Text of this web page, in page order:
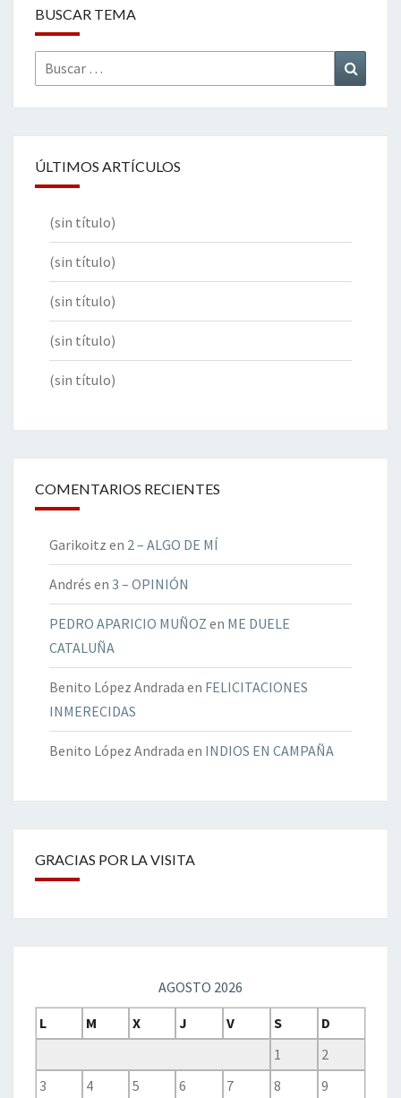
BUSCAR TEMA
Buscar
por:
ÚLTIMOS ARTÍCULOS
(sin título)
(sin título)
(sin título)
(sin título)
(sin título)
COMENTARIOS RECIENTES
Garikoitz en 2 – ALGO DE MÍ
Andrés en 3 – OPINIÓN
PEDRO APARICIO MUÑOZ en ME DUELE
CATALUÑA
Benito López Andrada en FELICITACIONES
INMERECIDAS
Benito López Andrada en INDIOS EN CAMPAÑA
GRACIAS POR LA VISITA
AGOSTO 2026
L
M X J V S
D
1
2
3
4 5 6 7 8
9